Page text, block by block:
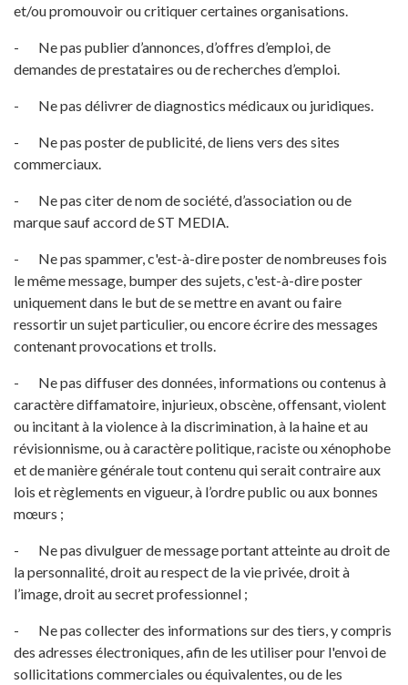
et/ou promouvoir ou critiquer certaines organisations.
- Ne pas publier d’annonces, d’offres d’emploi, de
demandes de prestataires ou de recherches d’emploi.
- Ne pas délivrer de diagnostics médicaux ou juridiques.
- Ne pas poster de publicité, de liens vers des sites
commerciaux.
- Ne pas citer de nom de société, d’association ou de
marque sauf accord de ST MEDIA.
- Ne pas spammer, c'est-à-dire poster de nombreuses fois
le même message, bumper des sujets, c'est-à-dire poster
uniquement dans le but de se mettre en avant ou faire
ressortir un sujet particulier, ou encore écrire des messages
contenant provocations et trolls.
- Ne pas diffuser des données, informations ou contenus à
caractère diffamatoire, injurieux, obscène, offensant, violent
ou incitant à la violence à la discrimination, à la haine et au
révisionnisme, ou à caractère politique, raciste ou xénophobe
et de manière générale tout contenu qui serait contraire aux
lois et règlements en vigueur, à l’ordre public ou aux bonnes
mœurs ;
- Ne pas divulguer de message portant atteinte au droit de
la personnalité, droit au respect de la vie privée, droit à
l’image, droit au secret professionnel ;
- Ne pas collecter des informations sur des tiers, y compris
des adresses électroniques, afin de les utiliser pour l'envoi de
sollicitations commerciales ou équivalentes, ou de les